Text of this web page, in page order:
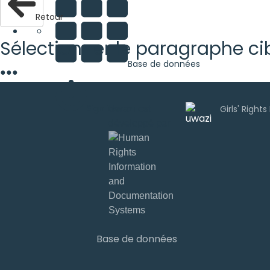
Base de données
Retour
Sélectionner le paragraphe
●●●
Base de données